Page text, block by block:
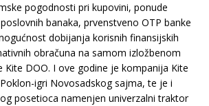
pogodnosti pri kupovini, ponude
banaka, prvenstveno OTP banke
dobijanja korisnih finansijskih
obračuna na samom izložbenom
DOO. I ove godine je kompanija Kite
igri Novosadskog sajma, te je i
posetioca namenjen univerzalni traktor